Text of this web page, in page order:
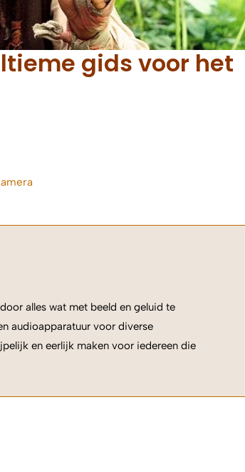
gids voor het
alles wat met beeld en geluid te
audioapparatuur voor diverse
en eerlijk maken voor iedereen die